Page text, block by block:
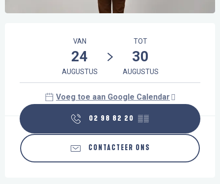
VAN
24
AUGUSTUS
TOT
30
AUGUSTUS
Voeg toe aan Google Calendar
02 98 82 20 ▒▒
CONTACTEER ONS